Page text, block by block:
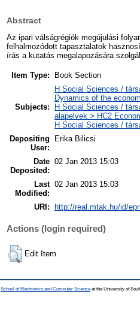
Abstract
Az ipari válságrégiók megújulási
felhalmozódott tapasztalatok
írás a kutatás megalapozására
Item Type: Book Section
Subjects:
H Social Sciences /
Dynamics of the
H Social Sciences /
alapelvek > HC2
H Social Sciences /
Depositing
User:
Erika Bilicsi
Date
Deposited:
02 Jan 2013 15:03
Last
Modified:
02 Jan 2013 15:03
URI: http://real.mtak.hu/id/
Actions (login required)
Edit Item
School of Electronics and Computer Science at the University of